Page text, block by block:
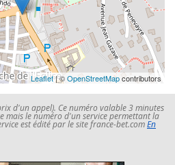
Leaflet| ©OpenStreetMapcontributors
d'un appel). Ce numéro valable 3 minutes
mais le numéro d'un service permettant la
est édité par le site france-bet.comEn